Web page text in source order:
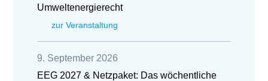
Umweltenergierecht
zur Veranstaltung
9. September 2026
EEG 2027 & Netzpaket: Das wöchentliche